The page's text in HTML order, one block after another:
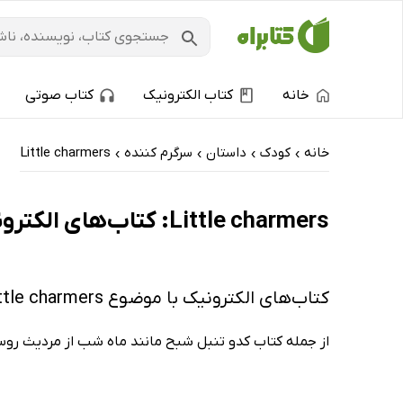
خانه کتاب الکترونیک کتاب صوتی
خانه › کودک › داستان › سرگرم کننده ›
Little charmers
Little charmers: کتاب‌های الکترونیک و کتاب‌های صوتی - ارزان ترین‌ها
کتاب‌های الکترونیک با موضوع Little charmers
از جمله کتاب کدو تنبل شبح مانند ماه شب از مردیث